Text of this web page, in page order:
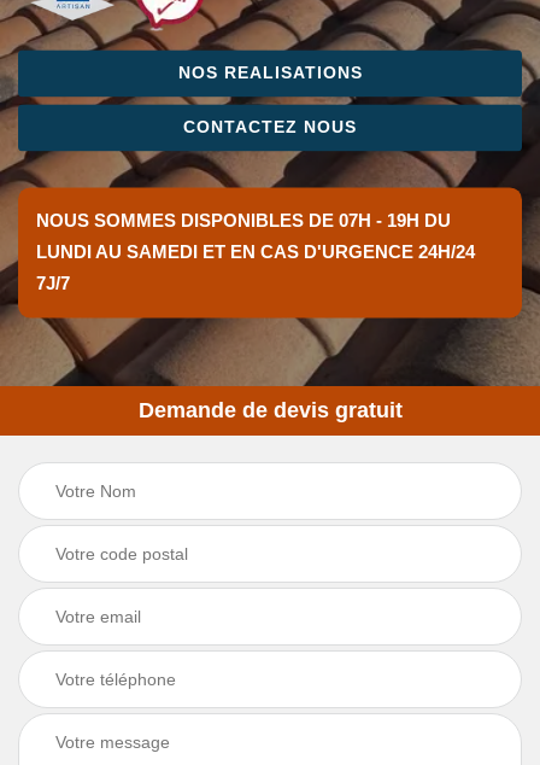
NOS REALISATIONS
CONTACTEZ NOUS
NOUS SOMMES DISPONIBLES DE 07H - 19H DU
LUNDI AU SAMEDI ET EN CAS D'URGENCE 24H/24
7J/7
Demande de devis gratuit